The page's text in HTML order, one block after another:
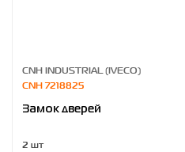
CNH INDUSTRIAL (IVECO)
CNH 7218825
Замок дверей
2 шт